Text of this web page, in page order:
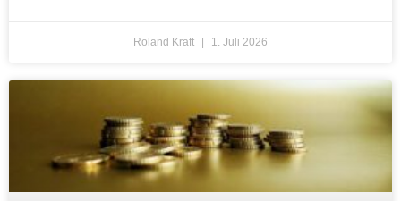
Roland Kraft 1. Juli 2026